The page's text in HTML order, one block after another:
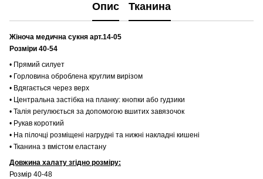
Опис Тканина
Жіноча медична сукня арт.14-05
Розміри 40-54
• Прямий силует
• Горловина оброблена круглим вирізом
• Вдягається через верх
• Центральна застібка на планку: кнопки або гудзики
• Талія регулюється за допомогою вшитих завязочок
• Рукав короткий
• На пілочці розміщені нагрудні та нижні накладні кишені
• Тканина з вмістом еластану
Довжина халату згідно розміру:
Розмір 40-48